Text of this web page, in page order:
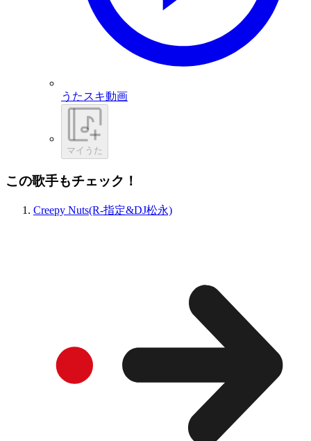
うたスキ動画
マイうた
この歌手もチェック！
Creepy Nuts(R-指定&DJ松永)